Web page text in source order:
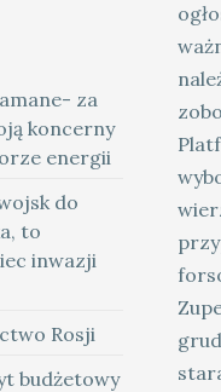
za
koncerny
energii
do
to
inwazji
Rosji
budżetowy